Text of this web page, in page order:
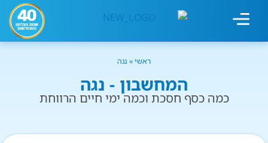
ראשי» נגה
המחשבון - נגה
כמה כסף חסכת וכמה ימי חיים הרווחת